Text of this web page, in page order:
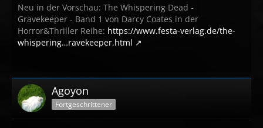
Neu in der Vorschau: The Whispering Dead -
Gravekeeper - Band 1 von Darcy Coates in der
Horror&Thriller Reihe: https://www.festa-verlag.de/the-
whispering…ravekeeper.html
Agoyon
Fortgeschrittener